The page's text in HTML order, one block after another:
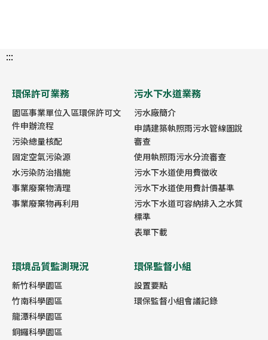
:::
環保許可業務
園區事業單位入區環保許可文
件申辦流程
污染總量核配
固定空氣污染源
水污染防治措施
事業廢棄物清理
事業廢棄物再利用
污水下水道業務
污水廠簡介
申請建築執照雨污水管線圖說
審查
使用執照雨污水分流審查
污水下水道使用費徵收
污水下水道使用費計價基準
污水下水道可容納排入之水質
標準
表單下載
環境品質監測現況
新竹科學園區
竹南科學園區
龍潭科學園區
銅鑼科學園區
環保監督小組
設置要點
環保監督小組會議記錄